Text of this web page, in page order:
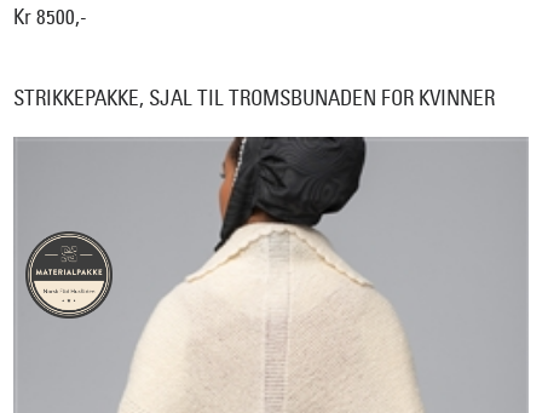
Kr 8500,-
STRIKKEPAKKE, SJAL TIL TROMSBUNADEN FOR KVINNER